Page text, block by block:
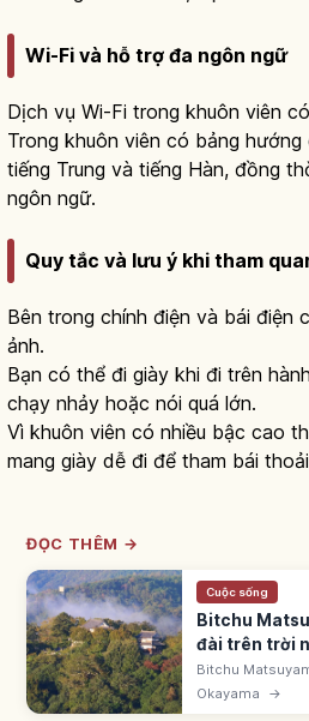
Wi-Fi và hỗ trợ đa ngôn ngữ
Dịch vụ Wi-Fi trong khuôn viên
Trong khuôn viên có bảng hướng
tiếng Trung và tiếng Hàn, đồng
ngôn ngữ.
Quy tắc và lưu ý khi tham
Bên trong chính điện và bái điện
ảnh.
Bạn có thể đi giày khi đi trên
chạy nhảy hoặc nói quá lớn.
Vì khuôn viên có nhiều bậc cao
mang giày dễ đi để tham bái
ĐỌC THÊM →
Cuộc sống
Bitchu
đài trên trời
Bitchu
(Okayama) trên
thủ nguyên
Okayama →